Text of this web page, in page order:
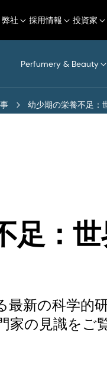
弊社 採用情報 投資家
Perfumery & Beauty
幼少期の栄養不足：
足：
新の科学的
の見識をご